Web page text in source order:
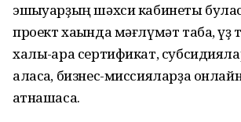
эшҡыуарҙың шәхси кабинеты
проект хаҡында мәғлүмәт таба, үҙ
халыҡ-ара сертификат,
аласаҡ, бизнес-миссияларҙа
ҡатнашасаҡ.